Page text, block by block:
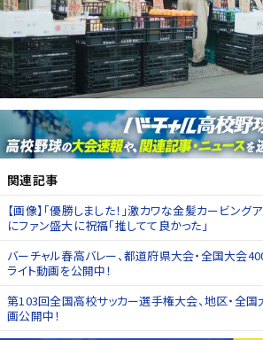
関連記事
【画像】「優勝しました！」激カワな金髪カービング
にファン盛大に祝福「推してて良かった」
バーチャル春高バレー、都道府県大会・全国大会
ライト動画を公開中！
第103回全国高校サッカー選手権大会、地区・全
画公開中！